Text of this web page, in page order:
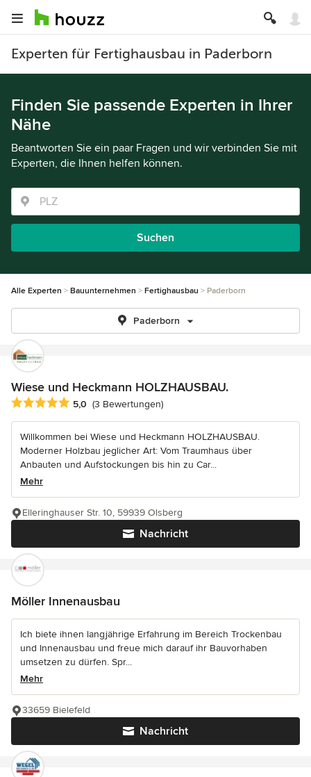
Experten für Fertighausbau in Paderborn
Finden Sie passende Experten in Ihrer
Nähe
Beantworten Sie ein paar Fragen und wir verbinden Sie mit
Experten, die Ihnen helfen können.
Suchen
Alle Experten Bauunternehmen Fertighausbau Paderborn
Paderborn
Wiese und Heckmann HOLZHAUSBAU.
Durchschnittliche Bewertung: 5 von 5 Sternen
5,0 (3 Bewertungen)
Willkommen bei Wiese und Heckmann HOLZHAUSBAU.
Moderner Holzbau jeglicher Art: Vom Traumhaus über
Anbauten und Aufstockungen bis hin zu Car...
Mehr
Nachricht
Elleringhauser Str. 10, 59939 Olsberg
Möller Innenausbau
Ich biete ihnen langjährige Erfahrung im Bereich Trockenbau
und Innenausbau und freue mich darauf ihr Bauvorhaben
umsetzen zu dürfen. Spr...
Mehr
Nachricht
33659 Bielefeld